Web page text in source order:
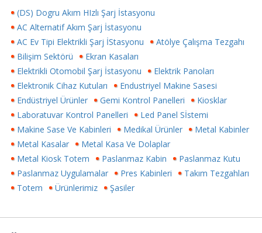
(DS) Dogru Akım HIzlı Şarj İstasyonu
AC Alternatif Akım Şarj İstasyonu
AC Ev Tipi Elektrikli Şarj İStasyonu
Atölye Çalışma Tezgahı
Bilişim Sektörü
Ekran Kasaları
Elektrikli Otomobil Şarj İstasyonu
Elektrik Panoları
Elektronik Cihaz Kutuları
Endustriyel Makine Sasesi
Endüstriyel Ürünler
Gemi Kontrol Panelleri
Kiosklar
Laboratuvar Kontrol Panelleri
Led Panel Sİstemi
Makine Sase Ve Kabinleri
Medikal Ürünler
Metal Kabinler
Metal Kasalar
Metal Kasa Ve Dolaplar
Metal Kiosk Totem
Paslanmaz Kabin
Paslanmaz Kutu
Paslanmaz Uygulamalar
Pres Kabinleri
Takım Tezgahları
Totem
Ürünlerimiz Şasiler